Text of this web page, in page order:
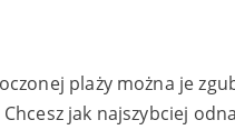
plaży można je
jak najszybciej